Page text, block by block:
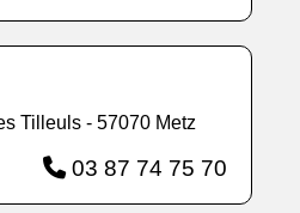
Tilleuls - 57070 Metz
03 87 74 75 70